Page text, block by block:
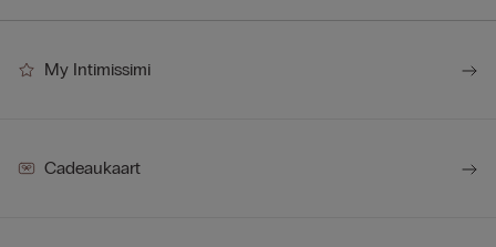
My Intimissimi
Cadeaukaart